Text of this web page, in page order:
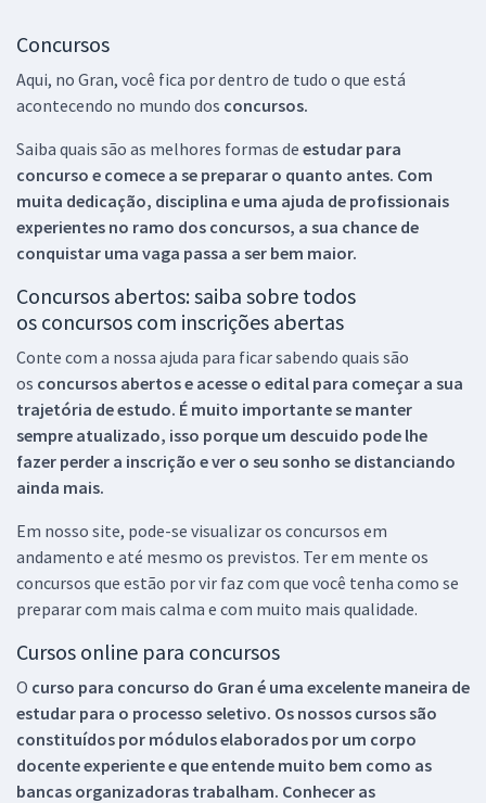
Concursos
Aqui, no Gran, você fica por dentro de tudo o que está
acontecendo no mundo dos concursos.
Saiba quais são as melhores formas de estudar para
concurso e comece a se preparar o quanto antes. Com
muita dedicação, disciplina e uma ajuda de profissionais
experientes no ramo dos concursos, a sua chance de
conquistar uma vaga passa a ser bem maior.
Concursos abertos: saiba sobre todos
os concursos com inscrições abertas
Conte com a nossa ajuda para ficar sabendo quais são
os concursos abertos e acesse o edital para começar a sua
trajetória de estudo. É muito importante se manter
sempre atualizado, isso porque um descuido pode lhe
fazer perder a inscrição e ver o seu sonho se distanciando
ainda mais.
Em nosso site, pode-se visualizar os concursos em
andamento e até mesmo os previstos. Ter em mente os
concursos que estão por vir faz com que você tenha como se
preparar com mais calma e com muito mais qualidade.
Cursos online para concursos
O curso para concurso do Gran é uma excelente maneira de
estudar para o processo seletivo. Os nossos cursos são
constituídos por módulos elaborados por um corpo
docente experiente e que entende muito bem como as
bancas organizadoras trabalham. Conhecer as